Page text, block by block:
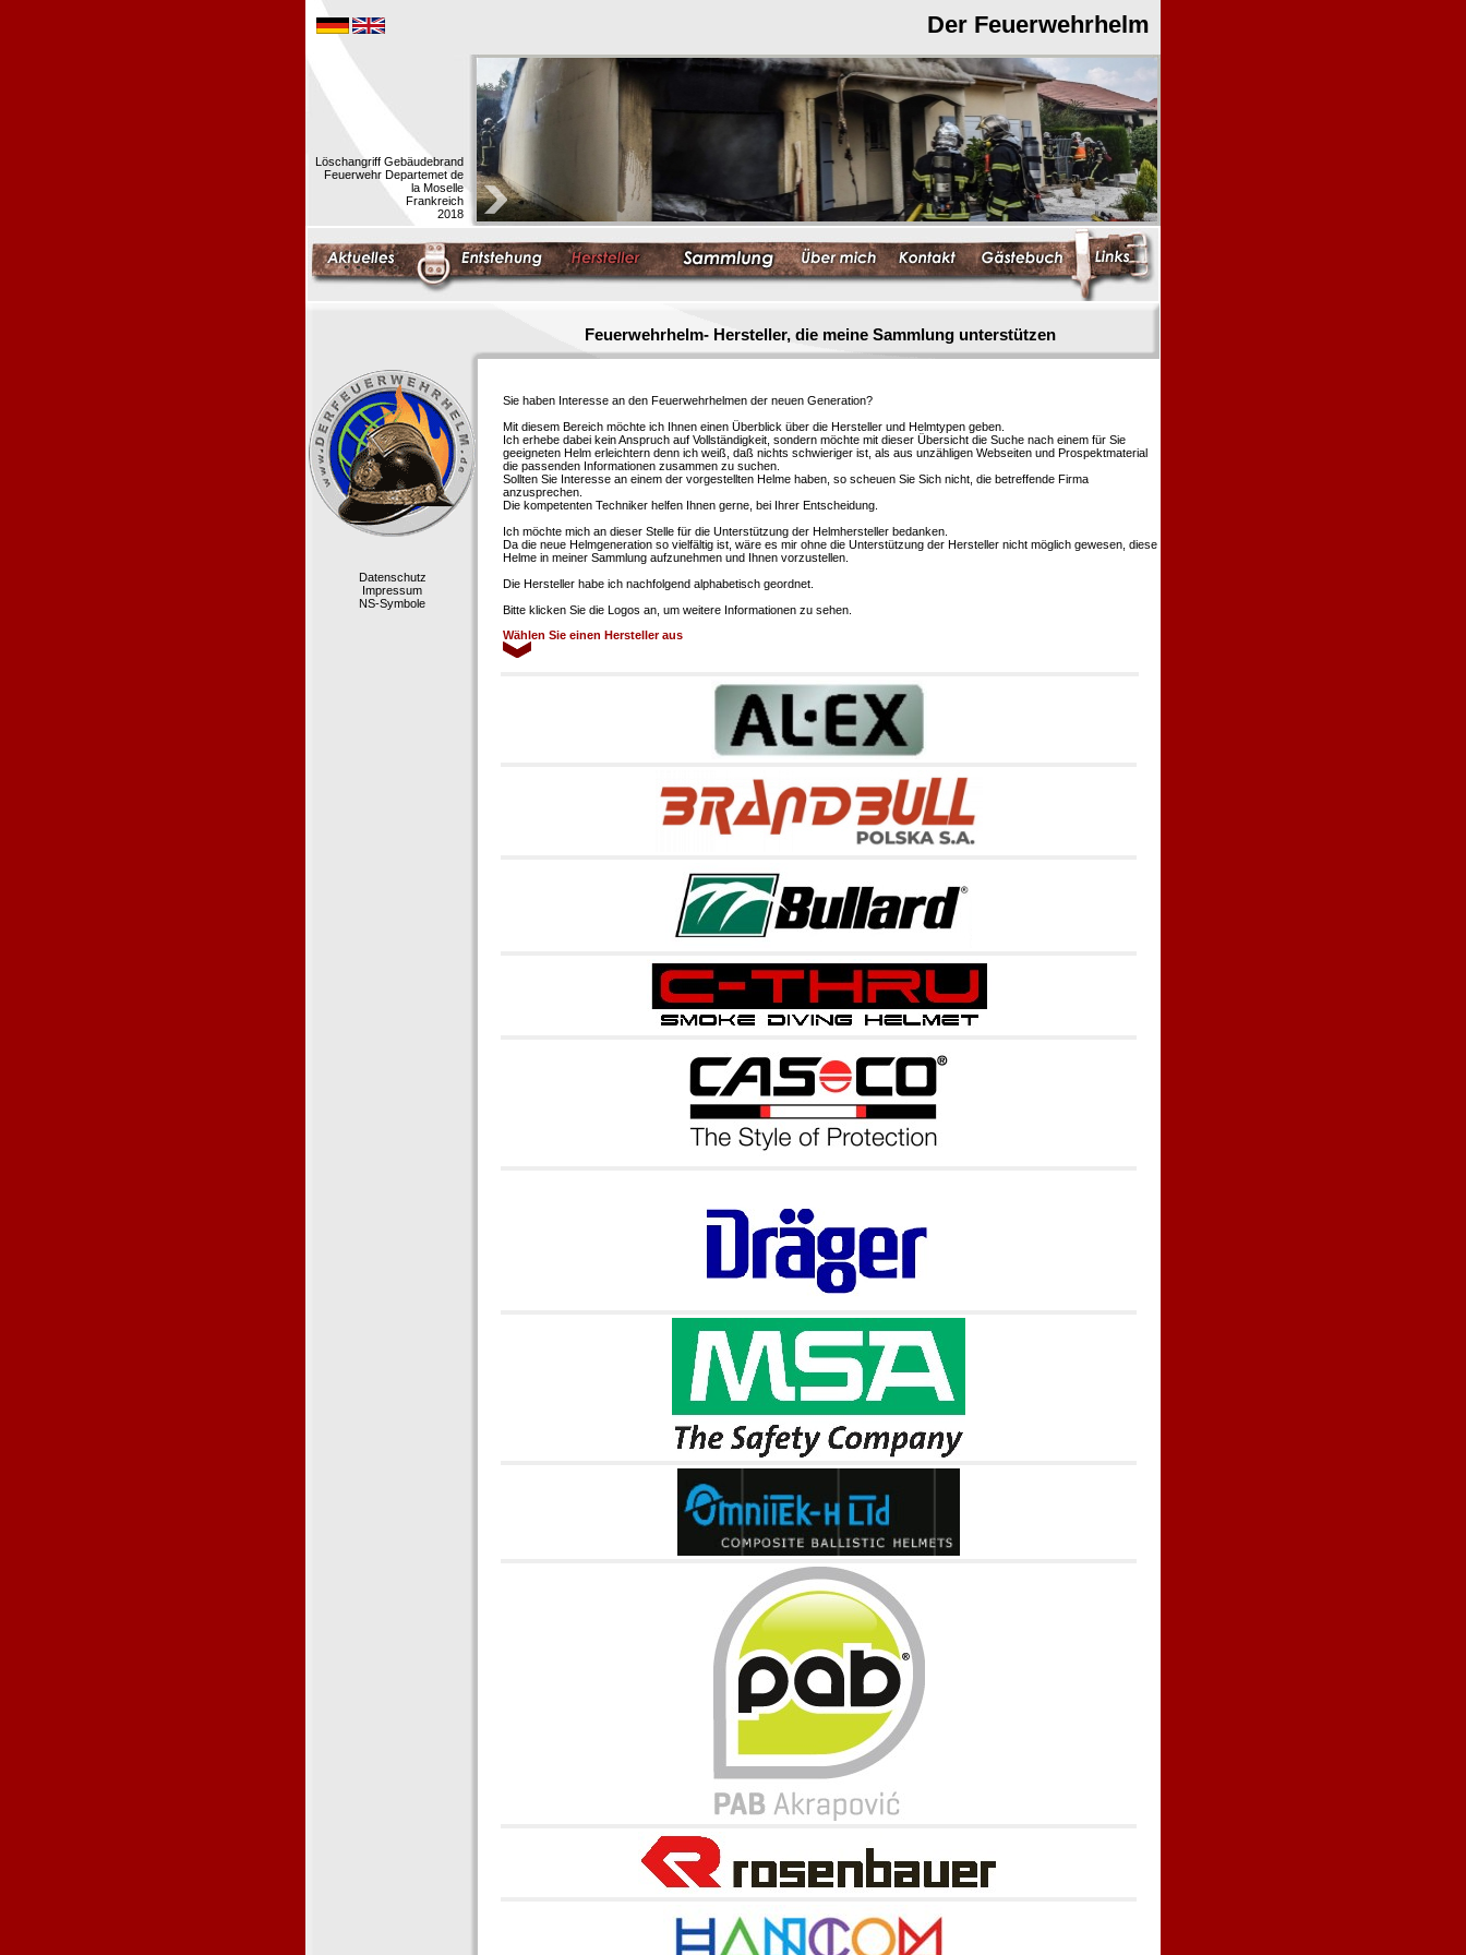
Der Feuerwehrhelm
Löschangriff Gebäudebrand
Feuerwehr Departemet de
la Moselle
Frankreich
2018
Feuerwehrhelm- Hersteller, die meine Sammlung unterstützen
Datenschutz
Impressum
NS-Symbole
Sie haben Interesse an den Feuerwehrhelmen der neuen Generation?
Mit diesem Bereich möchte ich Ihnen einen Überblick über die Hersteller und Helmtypen geben.
Ich erhebe dabei kein Anspruch auf Vollständigkeit, sondern möchte mit dieser Übersicht die Suche nach einem für Sie
geeigneten Helm erleichtern denn ich weiß, daß nichts schwieriger ist, als aus unzähligen Webseiten und Prospektmaterial
die passenden Informationen zusammen zu suchen.
Sollten Sie Interesse an einem der vorgestellten Helme haben, so scheuen Sie Sich nicht, die betreffende Firma
anzusprechen.
Die kompetenten Techniker helfen Ihnen gerne, bei Ihrer Entscheidung.
Ich möchte mich an dieser Stelle für die Unterstützung der Helmhersteller bedanken.
Da die neue Helmgeneration so vielfältig ist, wäre es mir ohne die Unterstützung der Hersteller nicht möglich gewesen, diese
Helme in meiner Sammlung aufzunehmen und Ihnen vorzustellen.
Die Hersteller habe ich nachfolgend alphabetisch geordnet.
Bitte klicken Sie die Logos an, um weitere Informationen zu sehen.
Wählen Sie einen Hersteller aus